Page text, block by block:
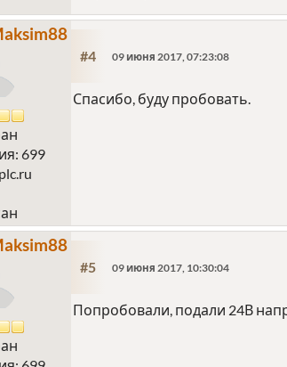
699
#4 09 июня 2017, 07:23:08
Спасибо, буду пробовать.
#5 09 июня 2017, 10:30:04
Попробовали, подали 24В